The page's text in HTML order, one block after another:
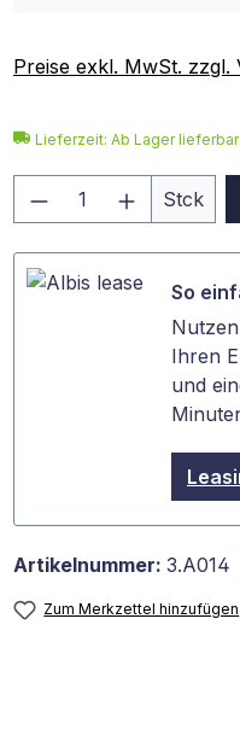
Preise exkl. MwSt. zzgl.
Lieferzeit: Ab Lager lieferbar
Produkt Stck
So
Ihren
und
Artikelnummer: 3.A014
Zum Merkzettel hinzufügen